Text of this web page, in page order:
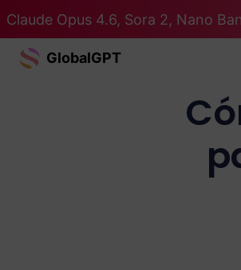
Claude Opus 4.6, Sora 2, Nano
GlobalGPT